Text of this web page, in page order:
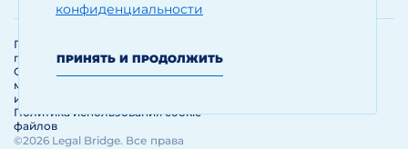
конфиденциальности
ПРИНЯТЬ И ПРОДОЛЖИТЬ
©2026 Legal Bridge. Все права
Политика обработки и защиты
персональных данных
Политика использования cookie-
файлов
Соглашение об использовании
материалов и сервисов
интернет-сайта